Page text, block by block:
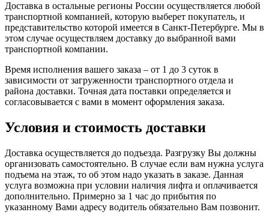
Доставка в остальные регионы России осуществляется любой
транспортной компанией, которую выберет покупатель, и
представительство которой имеется в Санкт-Петербурге. Мы в
этом случае осуществляем доставку до выбранной вами
транспортной компании.
Время исполнения вашего заказа – от 1 до 3 суток в
зависимости от загруженности транспортного отдела и
района доставки. Точная дата поставки определяется и
согласовывается с вами в момент оформления заказа.
Условия и стоимость доставки
Доставка осуществляется до подъезда. Разгрузку Вы должны
организовать самостоятельно. В случае если вам нужна услуга
подъема на этаж, то об этом надо указать в заказе. Данная
услуга возможна при условии наличия лифта и оплачивается
дополнительно. Примерно за 1 час до прибытия по
указанному Вами адресу водитель обязательно Вам позвонит.